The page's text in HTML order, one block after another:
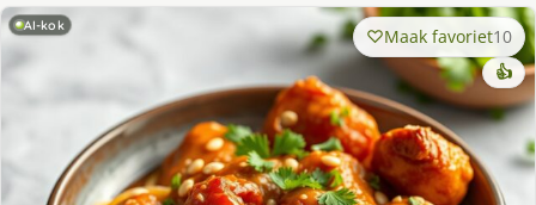
AI-kok Maak favoriet10
👍